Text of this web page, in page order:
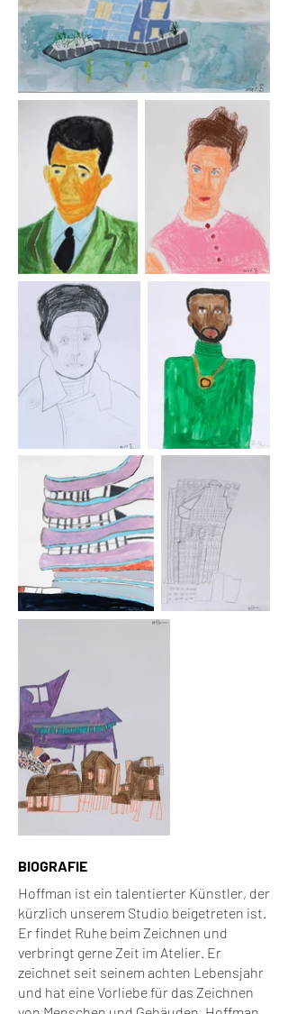
BIOGRAFIE
Hoffman ist ein talentierter Künstler, der
kürzlich unserem Studio beigetreten ist.
Er findet Ruhe beim Zeichnen und
verbringt gerne Zeit im Atelier. Er
zeichnet seit seinem achten Lebensjahr
und hat eine Vorliebe für das Zeichnen